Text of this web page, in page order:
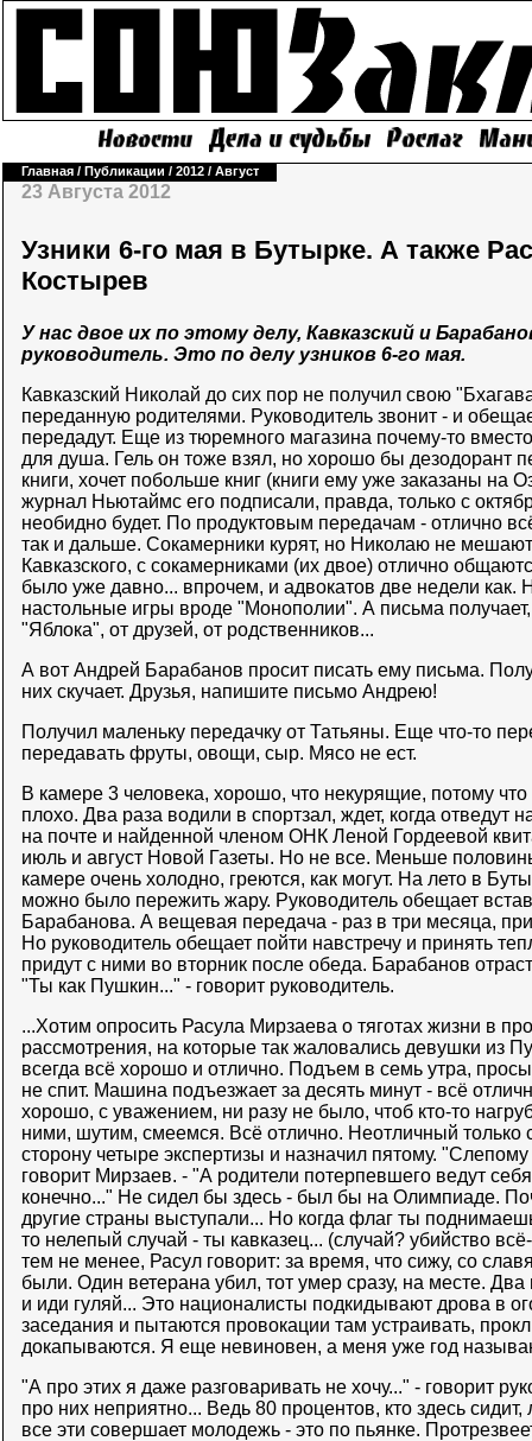
Главная / Публикации / 2012 / Август
23 Августа 2012
Узники 6-го мая в Бутырке. А также
Костырев
У нас двое их по этому делу, Кавказский и
руководитель. Это по делу узников 6-го мая.
Кавказский Николай до сих пор не получил свою
переданную родителями. Руководитель звонит - и
передадут. Еще из тюремного магазина почему-то
для душа. Гель он тоже взял, но хорошо бы дезодорант
книги, хочет побольше книг (книги ему уже заказаны на
журнал Ньютаймс его подписали, правда, только с
необидно будет. По продуктовым передачам - отлично
так и дальше. Сокамерники курят, но Николаю не
Кавказского, с сокамерниками (их двое) отлично
было уже давно... впрочем, и адвокатов две недели как.
настольные игры вроде "Монополии". А письма
"Яблока", от друзей, от родственников...
А вот Андрей Барабанов просит писать ему письма.
них скучает. Друзья, напишите письмо Андрею!
Получил маленьку передачку от Татьяны. Еще что-то
передавать фруты, овощи, сыр. Мясо не ест.
В камере 3 человека, хорошо, что некурящие, потому
плохо. Два раза водили в спортзал, ждет, когда отведут
на почте и найденной членом ОНК Леной Гордеевой
июль и август Новой Газеты. Но не все. Меньше
камере очень холодно, греются, как могут. На лето в
можно было пережить жару. Руководитель обещает
Барабанова. А вещевая передача - раз в три месяца,
Но руководитель обещает пойти навстречу и принять
придут с ними во вторник после обеда. Барабанов
"Ты как Пушкин..." - говорит руководитель.
...Хотим опросить Расула Мирзаева о тяготах жизни в
рассмотрения, на которые так жаловались девушки из
всегда всё хорошо и отлично. Подъем в семь утра,
не спит. Машина подъезжает за десять минут - всё
хорошо, с уважением, ни разу не было, чтоб кто-то
ними, шутим, смеемся. Всё отлично. Неотличный только
сторону четыре экспертизы и назначил пятому.
говорит Мирзаев. - "А родители потерпевшего ведут
конечно..." Не сидел бы здесь - был бы на Олимпиаде.
другие страны выступали... Но когда флаг ты
то нелепый случай - ты кавказец... (случай? убийство
тем не менее, Расул говорит: за время, что сижу, со
были. Один ветерана убил, тот умер сразу, на месте. Два
и иди гуляй... Это националисты подкидывают дрова в
заседания и пытаются провокации там устраивать,
докапываются. Я еще невиновен, а меня уже год
"А про этих я даже разговаривать не хочу..." - говорит
про них неприятно... Ведь 80 процентов, кто здесь
все эти совершает молодежь - это по пьянке.